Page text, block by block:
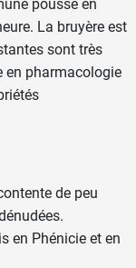
pousse en
La bruyère est
sont très
en pharmacologie
de peu
en Phénicie et en